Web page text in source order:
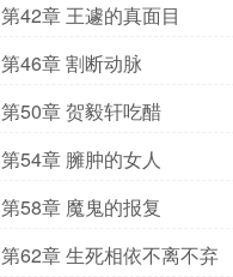
第42章 王遽的真面目
第46章 割断动脉
第50章 贺毅轩吃醋
第54章 臃肿的女人
第58章 魔鬼的报复
第62章 生死相依不离不弃